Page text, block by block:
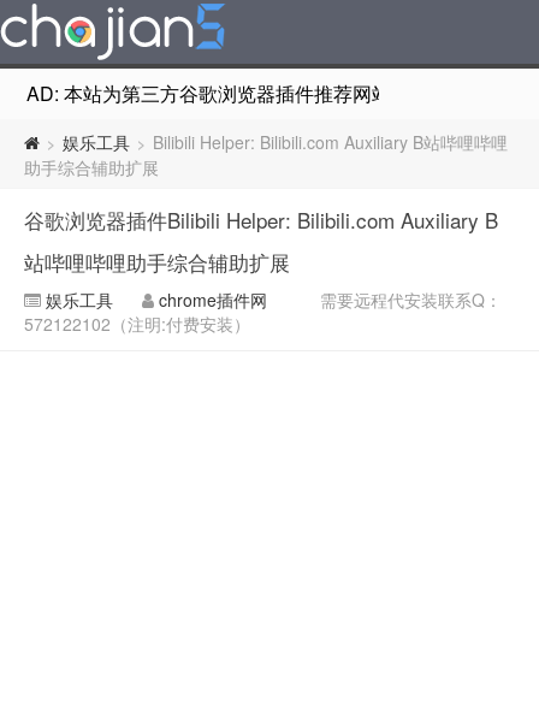
AD: 本站为第三方谷歌浏览器插件推荐网站，非Google
> 娱乐工具 > Bilibili Helper: Bilibili.com Auxiliary B站哔哩哔哩
助手综合辅助扩展
谷歌浏览器插件Bilibili Helper: Bilibili.com Auxiliary B
站哔哩哔哩助手综合辅助扩展
娱乐工具 chrome插件网
需要远程代安装联系Q：
572122102（注明:付费安装）